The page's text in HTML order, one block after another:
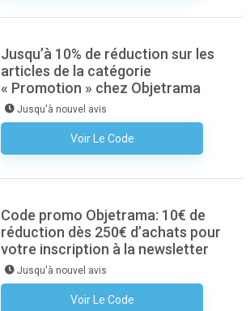
Jusqu’à 10% de réduction sur les
articles de la catégorie
« Promotion » chez Objetrama
Jusqu'à nouvel avis
Voir Le Code
Aucun Code N'est Nécessaire
Code promo Objetrama: 10€ de
réduction dès 250€ d’achats pour
votre inscription à la newsletter
Jusqu'à nouvel avis
Voir Le Code
Aucun Code N'est Nécessaire